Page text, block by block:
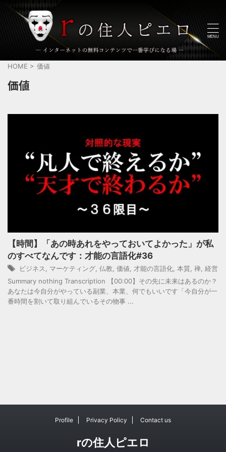
HOME > 価値
価値
【時間】「あの時あれをやっておいてよかった」が私
のすべてなんです：才能の言語化#36
ビジネス マーケティング 仏教 価値 才能の言語化 本質 禅 経営
Summary nothing Transcription 【00:00】その先に未来はあるのか？
あなたは今自分がやっている副業、本業、何でもいいです「今自分が一
番時間を割いて取り組んでいるその物事 ...
Profile Privacy Policy Contact us
rの住人ピエロ